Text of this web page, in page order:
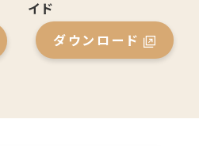
イド
ダウンロード